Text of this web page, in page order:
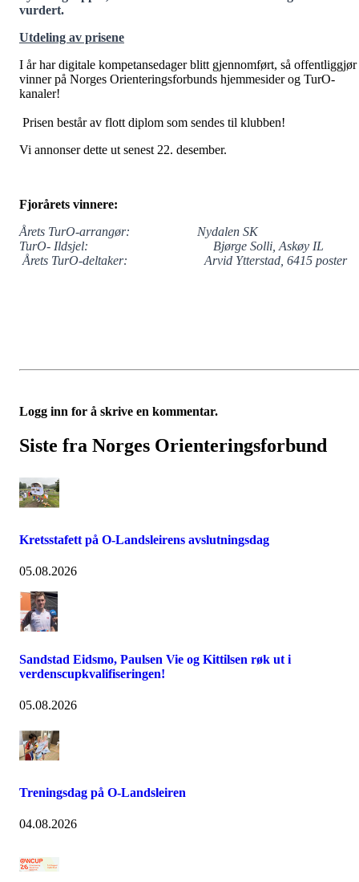
vurdert.
Utdeling av prisene
I år har digitale kompetansedager blitt gjennomført, så offentliggjør
vinner på Norges Orienteringsforbunds hjemmesider og TurO-
kanaler!
Prisen består av flott diplom som sendes til klubben!
Vi annonser dette ut senest 22. desember.
Fjorårets vinnere:
Årets TurO-arrangør: Nydalen SK
TurO- Ildsjel: Bjørge Solli, Askøy IL
Årets TurO-deltaker: Arvid Ytterstad, 6415 poster
Logg inn for å skrive en kommentar.
Siste fra Norges Orienteringsforbund
Kretsstafett på O-Landsleirens avslutningsdag
05.08.2026
Sandstad Eidsmo, Paulsen Vie og Kittilsen røk ut i
verdenscupkvalifiseringen!
05.08.2026
Treningsdag på O-Landsleiren
04.08.2026